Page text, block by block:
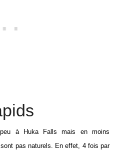
à Huka Falls mais en moins
pas naturels. En effet, 4 fois par